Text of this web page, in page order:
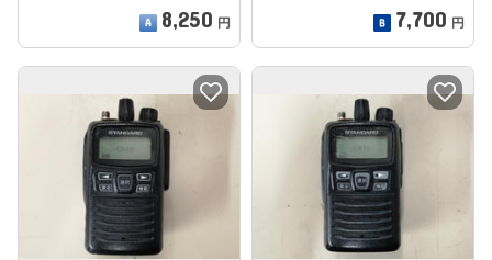
8,250 円 7,700 円